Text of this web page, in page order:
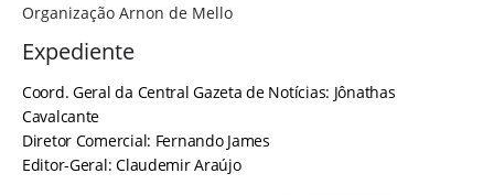
Organização Arnon de Mello
Expediente
Coord. Geral da Central Gazeta de Notícias: Jônathas
Cavalcante
Diretor Comercial: Fernando James
Editor-Geral: Claudemir Araújo